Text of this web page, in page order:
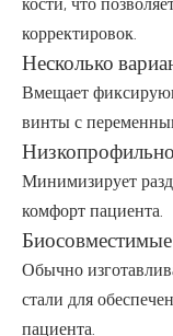
корректировок.
Несколько
Вмещает
винты с
Минимизирует
комфорт пациента.
Обычно
стали для
пациента.